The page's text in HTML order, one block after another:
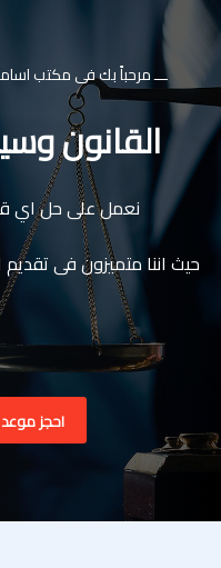
ـــ مرحباً بك فى مكتب
القانون
نعمل على حل اي
احجز موعد